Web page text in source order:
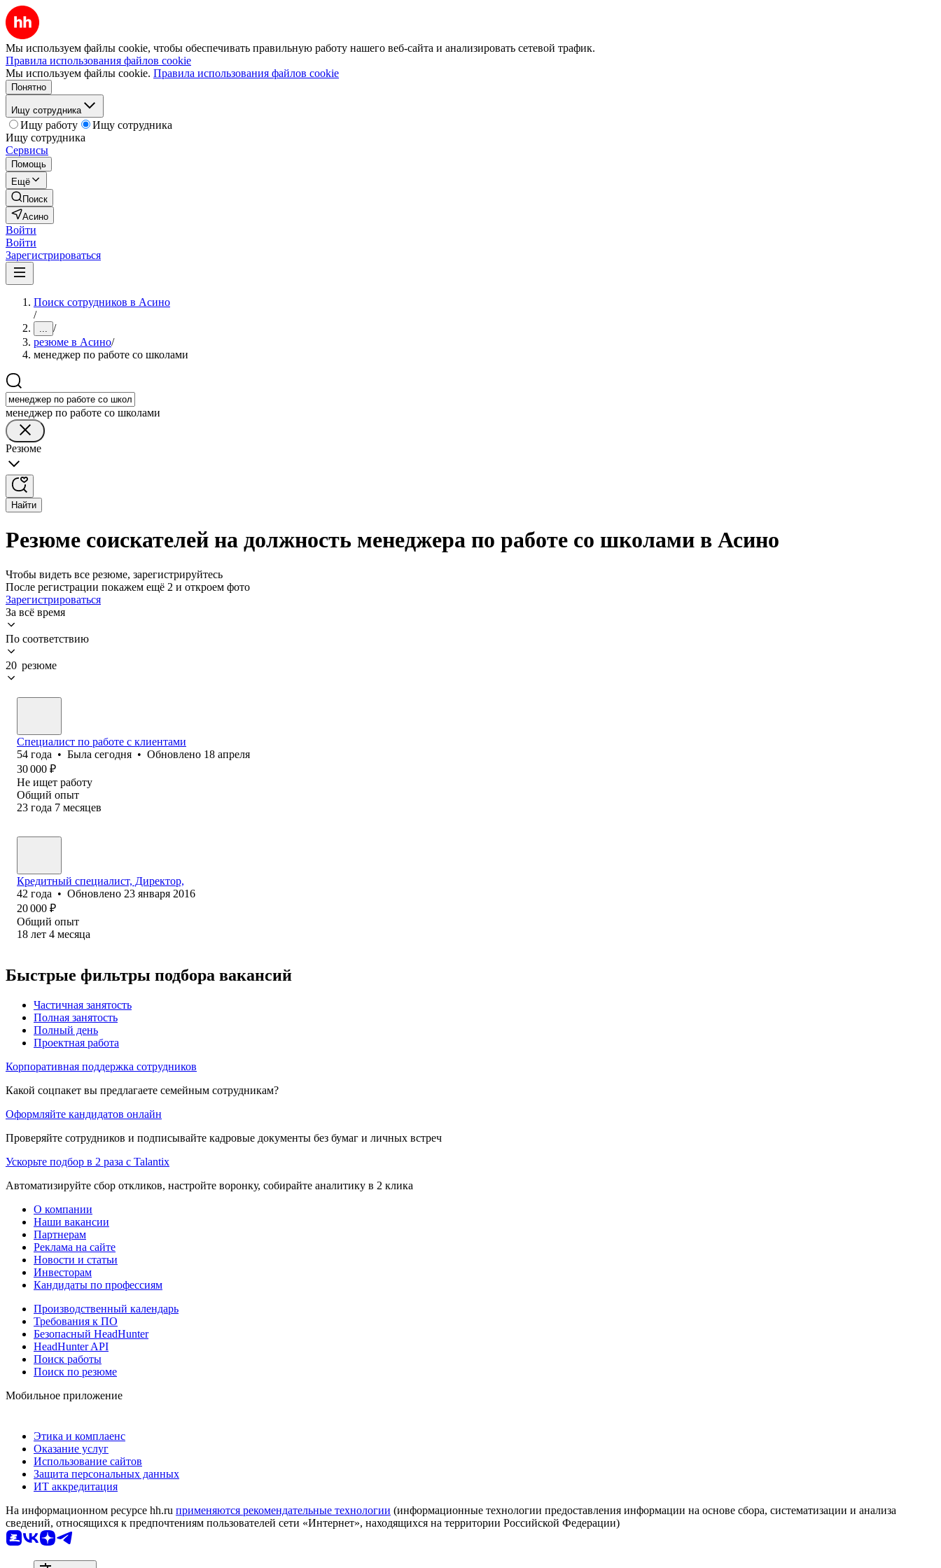
Мы используем файлы cookie, чтобы обеспечивать правильную работу нашего веб-сайта и анализировать сетевой трафик.
Правила использования файлов cookie
Мы используем файлы cookie. Правила использования файлов cookie
Понятно
Ищу сотрудника
Ищу работу
Ищу сотрудника
Ищу сотрудника
Сервисы
Помощь
Ещё
Поиск
Асино
Войти
Войти
Зарегистрироваться
Поиск сотрудников в Асино
/
... /
резюме в Асино/
менеджер по работе со школами
менеджер по работе со школами
Резюме
Найти
Резюме соискателей на должность менеджера по работе со школами в Асино
Чтобы видеть все резюме, зарегистрируйтесь
После регистрации покажем ещё 2 и откроем фото
Зарегистрироваться
За всё время
По соответствию
20 резюме
Специалист по работе с клиентами
54 года • Была сегодня • Обновлено 18 апреля
30 000 ₽
Не ищет работу
Общий опыт
23 года 7 месяцев
Кредитный специалист, Директор,
42 года • Обновлено 23 января 2016
20 000 ₽
Общий опыт
18 лет 4 месяца
Быстрые фильтры подбора вакансий
Частичная занятость
Полная занятость
Полный день
Проектная работа
Корпоративная поддержка сотрудников
Какой соцпакет вы предлагаете семейным сотрудникам?
Оформляйте кандидатов онлайн
Проверяйте сотрудников и подписывайте кадровые документы без бумаг и личных встреч
Ускорьте подбор в 2 раза с Talantix
Автоматизируйте сбор откликов, настройте воронку, собирайте аналитику в 2 клика
О компании
Наши вакансии
Партнерам
Реклама на сайте
Новости и статьи
Инвесторам
Кандидаты по профессиям
Производственный календарь
Требования к ПО
Безопасный HeadHunter
HeadHunter API
Поиск работы
Поиск по резюме
Мобильное приложение
Этика и комплаенс
Оказание услуг
Использование сайтов
Защита персональных данных
ИТ аккредитация
На информационном ресурсе hh.ru применяются рекомендательные технологии (информационные технологии предоставления информации на основе сбора, систематизации и анализа
сведений, относящихся к предпочтениям пользователей сети «Интернет», находящихся на территории Российской Федерации)